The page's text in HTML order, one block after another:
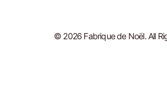
© 2026 Fabrique de Noël. All